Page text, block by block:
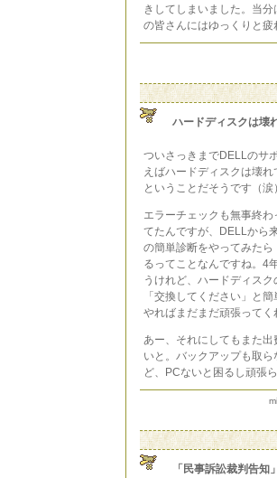
きしてしまいました。当
の皆さんにはゆっくりと
ハードディスクは壊
ついさっきまでDELLのサ
えばハードディスクは壊
ということだそうです（涙
エラーチェックも無事終
てたんですが、DELLから
の簡単診断をやってみた
るってことなんですね。4
うけれど、ハードディス
「交換してください」と
やればまだまだ頑張ってく
あー、それにしてもまた
いと。バックアップも取
ど、PCないと困るし頑張
「民事訴訟裁判告知